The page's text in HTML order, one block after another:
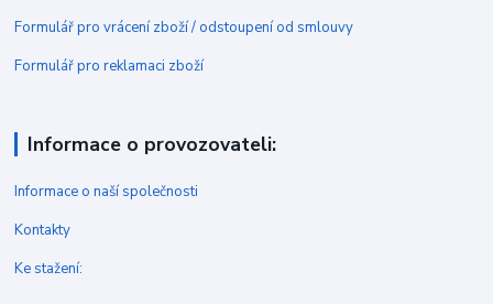
Formulář pro vrácení zboží / odstoupení od smlouvy
Formulář pro reklamaci zboží
Informace o provozovateli:
Informace o naší společnosti
Kontakty
Ke stažení: